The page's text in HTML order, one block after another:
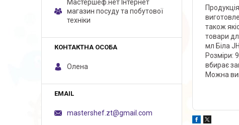
також
товари
мл Біла
Розміри:
вбирає
Можна
Мастершеф.нет Iнтернет
магазин посуду та побутової
техніки
Олена
mastershef.zt@gmail.com